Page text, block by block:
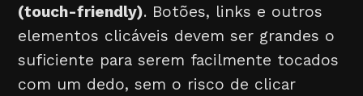
(touch-friendly). Botões, links e outros
elementos clicáveis devem ser grandes o
suficiente para serem facilmente tocados
com um dedo, sem o risco de clicar